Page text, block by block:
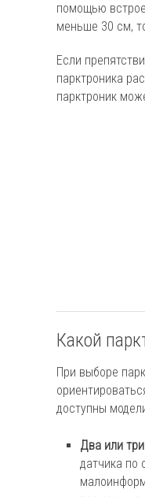
помощью
меньше 30 см,
Если
парктроника
парктроник
Какой
При выборе
доступны
Два или
датчика